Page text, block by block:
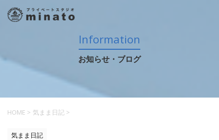
Information
お知らせ・ブログ
HOME > 気まま日記 >
気まま日記